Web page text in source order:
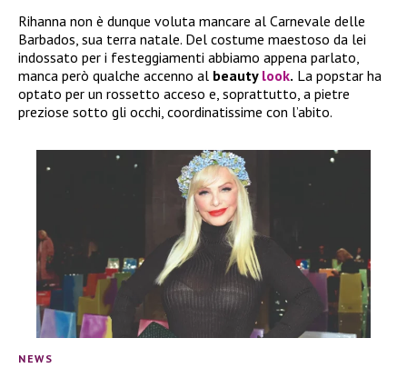
Rihanna non è dunque voluta mancare al Carnevale delle
Barbados, sua terra natale. Del costume maestoso da lei
indossato per i festeggiamenti abbiamo appena parlato,
manca però qualche accenno al beauty look. La popstar ha
optato per un rossetto acceso e, soprattutto, a pietre
preziose sotto gli occhi, coordinatissime con l’abito.
NEWS